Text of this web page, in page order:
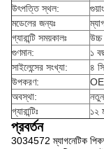
উৎপত্তি স্থল:
মডেলের জন্যঃ
গ্যারান্টি সময়কালঃ
উচ্চ
গুণমান:
১
সাইলেন্সের সংখ্যা:
৪
উপকরণ:
অবস্থা:
নতুন
গ্যারান্টিঃ
১২
প্রবর্তন
3034572 ম্যাগনেটিক